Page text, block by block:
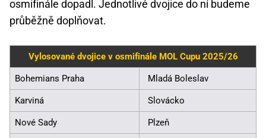
osmifinále dopadl. Jednotlivé dvojice do ní budeme
průběžně doplňovat.
Vylosované dvojice v osmifinále MOL Cupu 2025/26
Bohemians Praha Mladá Boleslav
Karviná Slovácko
Nové Sady Plzeň